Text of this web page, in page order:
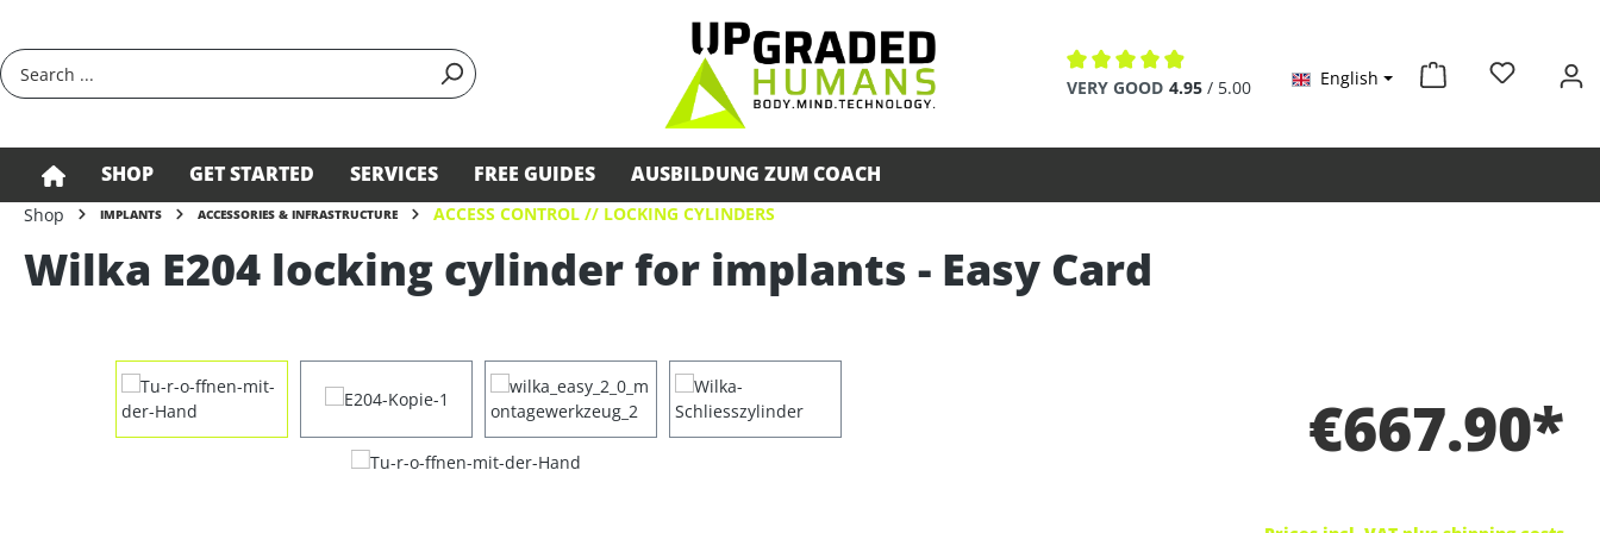
Average rating of 4.9 out of 5 stars
VERY GOOD 4.95 / 5.00 English
SHOP GET STARTED SERVICES FREE GUIDES AUSBILDUNG ZUM COACH
Shop IMPLANTS ACCESSORIES & INFRASTRUCTURE ACCESS CONTROL // LOCKING CYLINDERS
Wilka E204 locking cylinder for implants - Easy Card
Skip image gallery
€667.90*